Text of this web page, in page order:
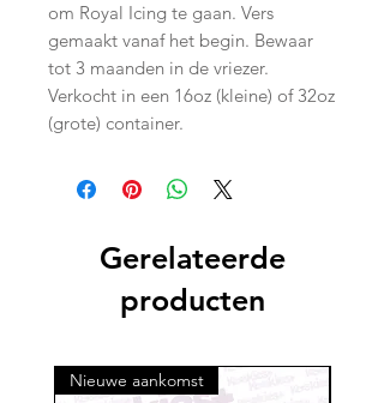
om Royal Icing te gaan. Vers
gemaakt vanaf het begin. Bewaar
tot 3 maanden in de vriezer.
Verkocht in een 16oz (kleine) of 32oz
(grote) container.
Gerelateerde
producten
Nieuwe aankomst